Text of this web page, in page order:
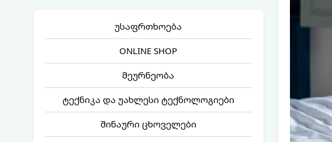
უსაფრთხოება
ONLINE SHOP
მეურნეობა
ტექნიკა და უახლესი ტექნოლოგიები
შინაური ცხოველები